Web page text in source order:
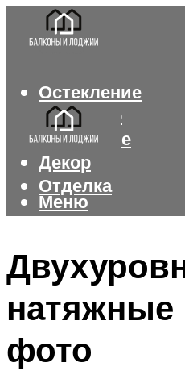
Остекление
Интерьер
Утепление
Декор
Отделка
Меню
натяжные
фото